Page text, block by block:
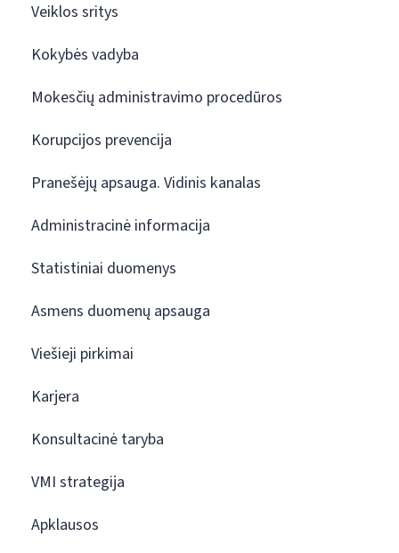
Veiklos sritys
Kokybės vadyba
Mokesčių administravimo procedūros
Korupcijos prevencija
Pranešėjų apsauga. Vidinis kanalas
Administracinė informacija
Statistiniai duomenys
Asmens duomenų apsauga
Viešieji pirkimai
Karjera
Konsultacinė taryba
VMI strategija
Apklausos